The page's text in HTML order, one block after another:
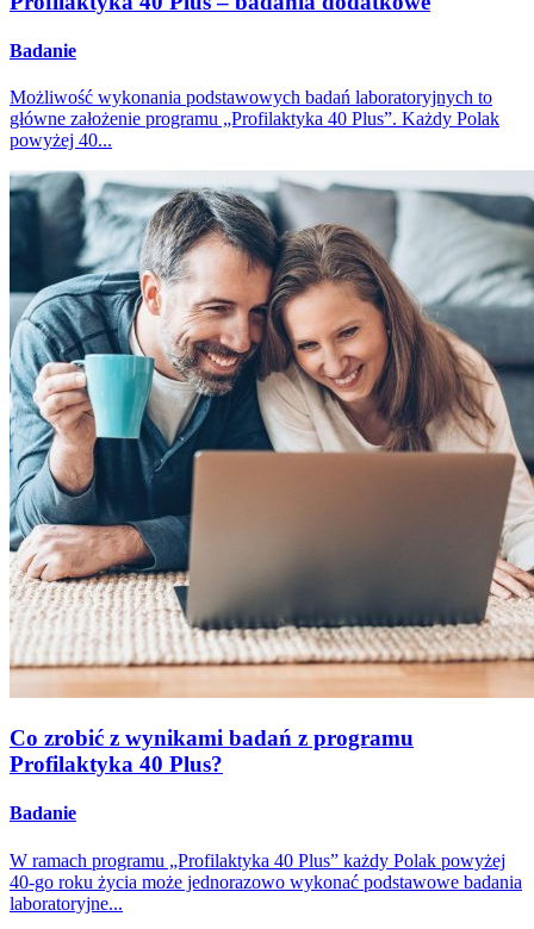
Badanie
Możliwość wykonania podstawowych badań laboratoryjnych to
główne założenie programu „Profilaktyka 40 Plus”. Każdy Polak
powyżej 40...
Co zrobić z wynikami badań z programu
Profilaktyka 40 Plus?
Badanie
W ramach programu „Profilaktyka 40 Plus” każdy Polak powyżej
40-go roku życia może jednorazowo wykonać podstawowe badania
laboratoryjne...